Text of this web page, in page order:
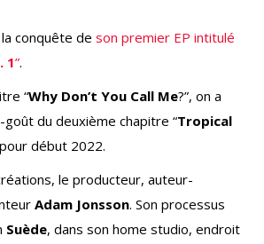
conquête de son premier EP intitulé
1”.
“Why Don’t You Call Me?”, on a
du deuxième chapitre “Tropical
début 2022.
le producteur, auteur-
Adam Jonsson. Son processus
Suède, dans son home studio, endroit